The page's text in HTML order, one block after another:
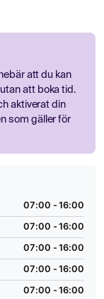
att du kan
att boka tid.
aktiverat din
som gäller för
07:00 - 16:00
07:00 - 16:00
07:00 - 16:00
07:00 - 16:00
07:00 - 16:00